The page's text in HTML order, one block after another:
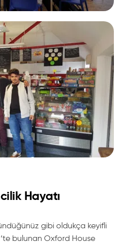
Hayatı
gibi oldukça keyifli
bulunan Oxford House